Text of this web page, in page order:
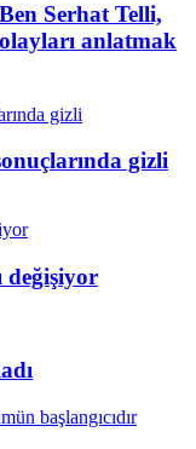
Serhat Telli,
anlatmak
gizli
değişiyor